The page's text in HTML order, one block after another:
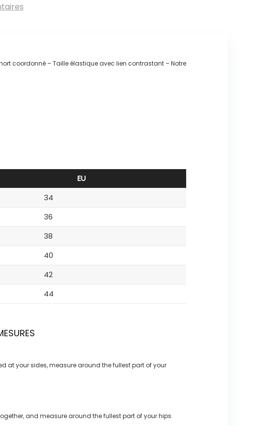
coordonné – Taille élastique avec lien contrastant – Notre
EU
34
36
38
40
42
44
at your sides, measure around the fullest part of your
and measure around the fullest part of your hips.